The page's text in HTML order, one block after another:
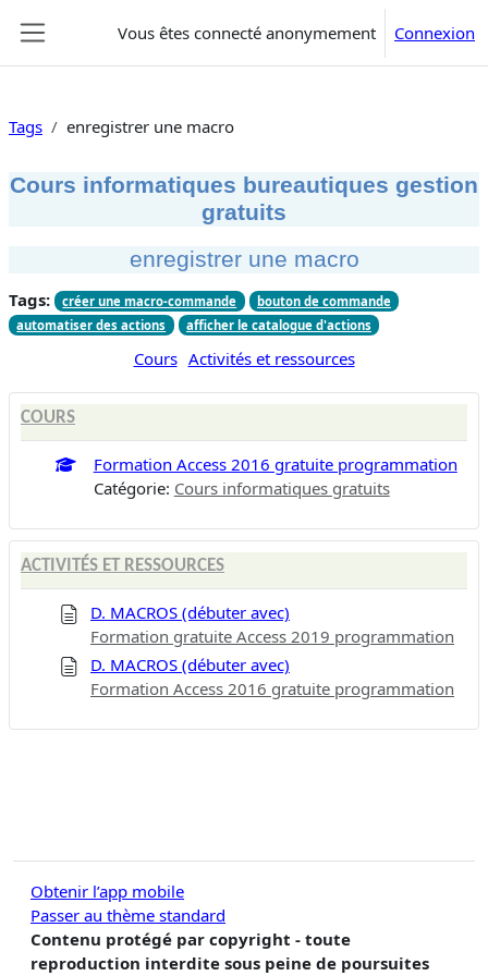
Vous êtes connecté anonymement Connexion
Tags enregistrer une macro
Cours informatiques bureautiques gestion
gratuits
enregistrer une macro
Tags: créer une macro-commande
bouton de commande
automatiser des actions
afficher le catalogue d'actions
Cours Activités et ressources
COURS
Formation Access 2016 gratuite programmation
Catégorie: Cours informatiques gratuits
ACTIVITÉS ET RESSOURCES
D. MACROS (débuter avec)
Formation gratuite Access 2019 programmation
D. MACROS (débuter avec)
Formation Access 2016 gratuite programmation
Obtenir l’app mobile
Passer au thème standard
Contenu protégé par copyright - toute
reproduction interdite sous peine de poursuites